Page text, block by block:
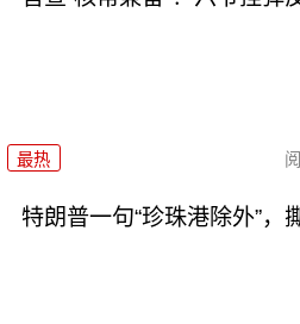
最热
特朗普一句“珍珠港除外”，